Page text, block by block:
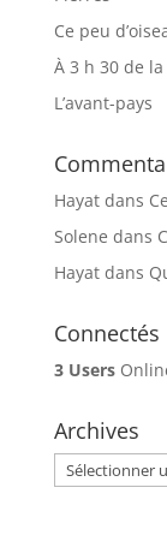
Ce peu
À 3 h 30 de
L’avant-pays
Hayatdans
Solene dans
Hayatdans
Connectés
3 Users
Archives
Archives